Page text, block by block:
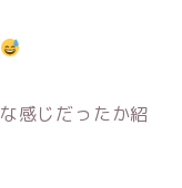
感じだったか紹